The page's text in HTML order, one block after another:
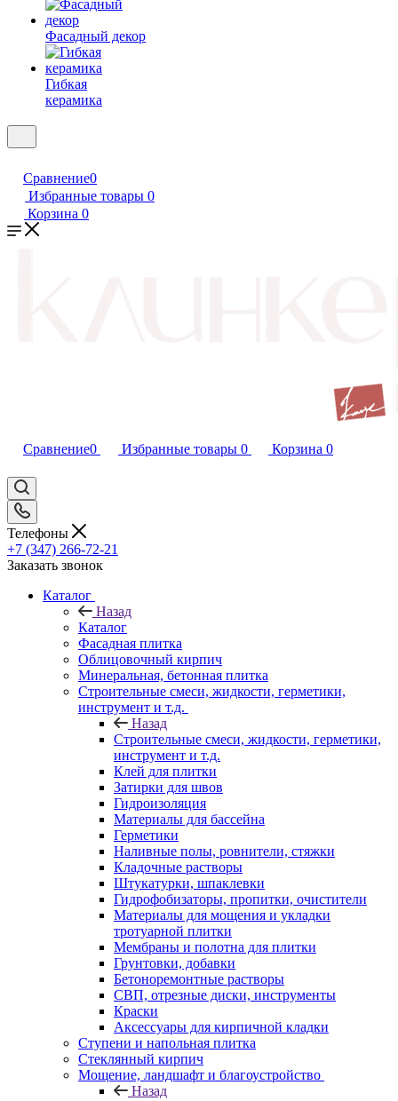
Фасадный декор
Гибкая
керамика
Сравнение0
Избранные товары 0
Корзина 0
Сравнение0 Избранные товары 0 Корзина 0
Телефоны
+7 (347) 266-72-21
Заказать звонок
Каталог
Назад
Каталог
Фасадная плитка
Облицовочный кирпич
Минеральная, бетонная плитка
Строительные смеси, жидкости, герметики,
инструмент и т.д.
Назад
Строительные смеси, жидкости, герметики,
инструмент и т.д.
Клей для плитки
Затирки для швов
Гидроизоляция
Материалы для бассейна
Герметики
Наливные полы, ровнители, стяжки
Кладочные растворы
Штукатурки, шпаклевки
Гидрофобизаторы, пропитки, очистители
Материалы для мощения и укладки
тротуарной плитки
Мембраны и полотна для плитки
Грунтовки, добавки
Бетоноремонтные растворы
СВП, отрезные диски, инструменты
Краски
Аксессуары для кирпичной кладки
Ступени и напольная плитка
Cтеклянный кирпич
Мощение, ландшафт и благоустройство
Назад